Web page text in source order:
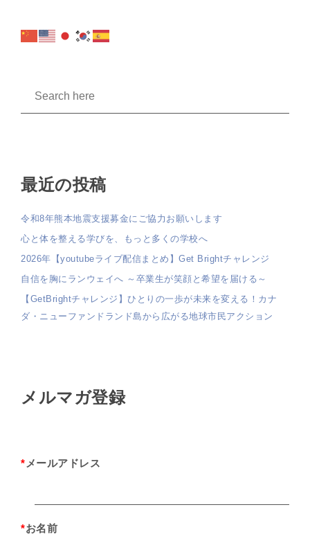
最近の投稿
令和8年熊本地震支援募金にご協力お願いします
心と体を整える学びを、もっと多くの学校へ
2026年【youtubeライブ配信まとめ】Get Brightチャレンジ
自信を胸にランウェイへ ～卒業生が笑顔と希望を届ける～
【GetBrightチャレンジ】ひとりの一歩が未来を変える！カナ
ダ・ニューファンドランド島から広がる地球市民アクション
メルマガ登録
* メールアドレス
*お名前